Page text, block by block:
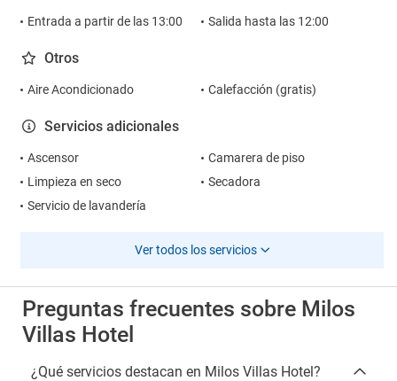
Entrada a partir de las 13:00 Salida hasta las 12:00
Otros
Aire Acondicionado Calefacción (gratis)
Servicios adicionales
Ascensor
Camarera de piso
Limpieza en seco
Secadora
Servicio de lavandería
Ver todos los servicios
Preguntas frecuentes sobre Milos
Villas Hotel
¿Qué servicios destacan en Milos Villas Hotel?